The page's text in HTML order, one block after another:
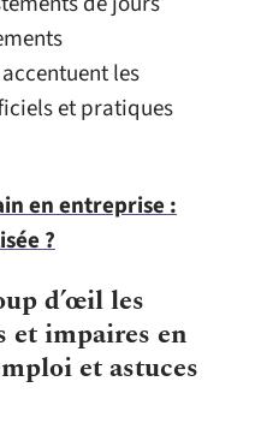
accentuent les
et pratiques
en entreprise :
?
d’œil les
et impaires en
et astuces